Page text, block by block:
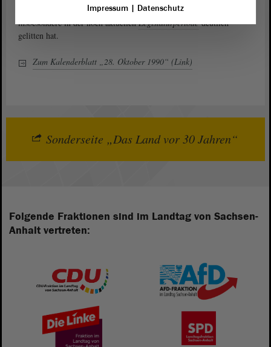
schriftlicher Fixierung – in seiner Einhaltung und Wertschätzung
insbesondere in der noch aktuellenLegislaturperiodedeutlich
gelitten hat.
Zum Kalenderblatt „28. Oktober 1990“ (Link)
Sonderseite „Das Land vor 30 Jahren“
Folgende Fraktionen sind im Landtag von Sachsen-
Anhalt vertreten:
Impressum| Datenschutz